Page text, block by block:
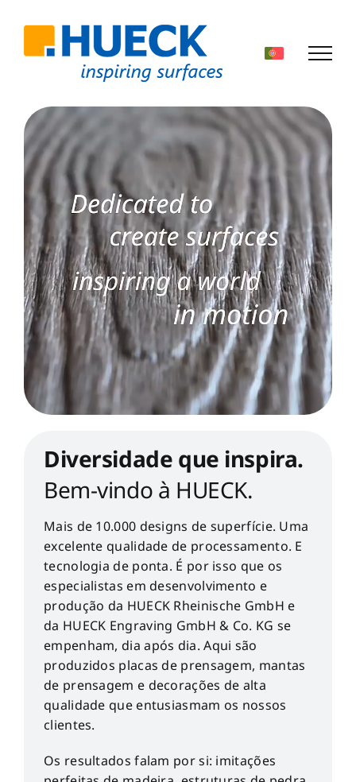
content
Diversidade que inspira.
Bem-vindo à HUECK.
Mais de 10.000 designs de superfície. Uma
excelente qualidade de processamento. E
tecnologia de ponta. É por isso que os
especialistas em desenvolvimento e
produção da HUECK Rheinische GmbH e
da HUECK Engraving GmbH & Co. KG se
empenham, dia após dia. Aqui são
produzidos placas de prensagem, mantas
de prensagem e decorações de alta
qualidade que entusiasmam os nossos
clientes.
Os resultados falam por si: imitações